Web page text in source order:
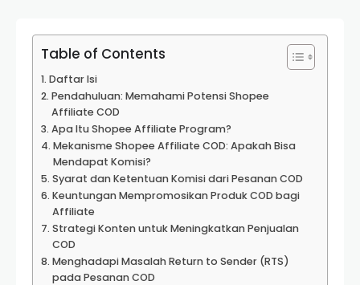
Table of Contents
Daftar Isi
Pendahuluan: Memahami Potensi Shopee
Affiliate COD
Apa Itu Shopee Affiliate Program?
Mekanisme Shopee Affiliate COD: Apakah Bisa
Mendapat Komisi?
Syarat dan Ketentuan Komisi dari Pesanan COD
Keuntungan Mempromosikan Produk COD bagi
Affiliate
Strategi Konten untuk Meningkatkan Penjualan
COD
Menghadapi Masalah Return to Sender (RTS)
pada Pesanan COD